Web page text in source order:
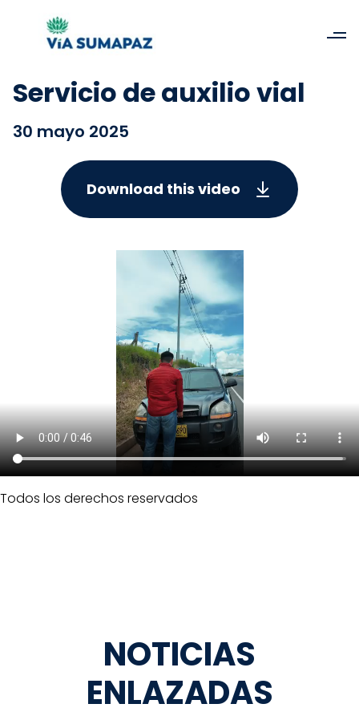
Servicio de auxilio vial
30 mayo 2025
Download this video
Todos los derechos reservados
NOTICIAS
ENLAZADAS